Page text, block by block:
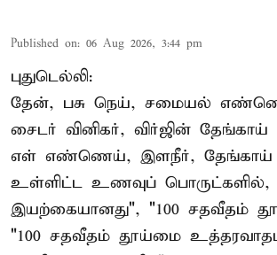
Published on: 06 Aug 2026, 3:44 pm
புதுடெல்லி:
தேன், பசு நெய், சமையல்
சைடர் வினிகர், விர்ஜின்
எள் எண்ணெய், இளநீர், தேங்காய்
உள்ளிட்ட உணவுப் பொருட்களில்,
இயற்கையானது", "100 சதவீதம்
"100 சதவீதம் தூய்மை